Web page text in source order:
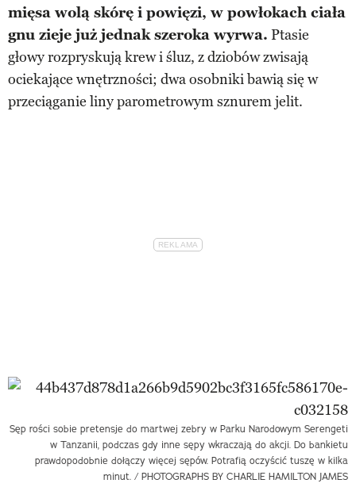
mięsa wolą skórę i powięzi, w powłokach ciała
gnu zieje już jednak szeroka wyrwa. Ptasie
głowy rozpryskują krew i śluz, z dziobów zwisają
ociekające wnętrzności; dwa osobniki bawią się w
przeciąganie liny parometrowym sznurem jelit.
Sęp rości sobie pretensje do martwej zebry w Parku Narodowym Serengeti
w Tanzanii, podczas gdy inne sępy wkraczają do akcji. Do bankietu
prawdopodobnie dołączy więcej sępów. Potrafią oczyścić tuszę w kilka
minut. / PHOTOGRAPHS BY CHARLIE HAMILTON JAMES